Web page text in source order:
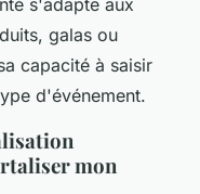
galas ou
capacité à saisir
d'événement.
mon